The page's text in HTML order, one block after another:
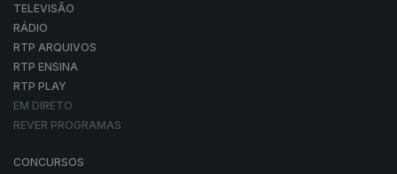
TELEVISÃO
RÁDIO
RTP ARQUIVOS
RTP ENSINA
RTP PLAY
EM DIRETO
REVER PROGRAMAS
CONCURSOS